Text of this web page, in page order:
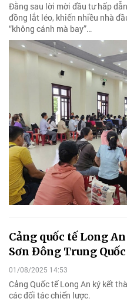
Đằng sau lời mời đầu tư hấp
đồng lắt léo, khiến nhiều nhà
“không cánh mà bay”…
Cảng quốc tế Long
Sơn Đông Trung
01/08/2025 14:53
Cảng Quốc tế Long An ký kết
các đối tác chiến lược.